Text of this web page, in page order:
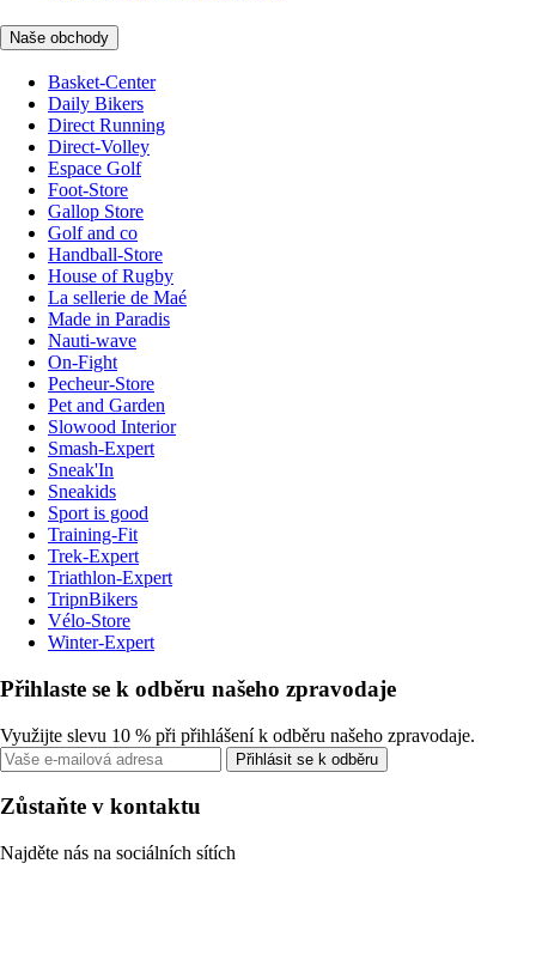
Naše obchody
Basket-Center
Daily Bikers
Direct Running
Direct-Volley
Espace Golf
Foot-Store
Gallop Store
Golf and co
Handball-Store
House of Rugby
La sellerie de Maé
Made in Paradis
Nauti-wave
On-Fight
Pecheur-Store
Pet and Garden
Slowood Interior
Smash-Expert
Sneak'In
Sneakids
Sport is good
Training-Fit
Trek-Expert
Triathlon-Expert
TripnBikers
Vélo-Store
Winter-Expert
Přihlaste se k odběru našeho zpravodaje
Využijte slevu 10 % při přihlášení k odběru našeho zpravodaje.
Přihlásit se k odběru
Zůstaňte v kontaktu
Najděte nás na sociálních sítích